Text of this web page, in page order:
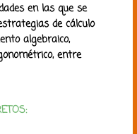
en las que se
de cálculo
algebraico,
entre